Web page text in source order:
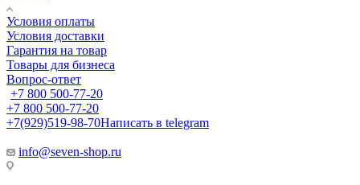
Условия оплаты
Условия доставки
Гарантия на товар
Товары для бизнеса
Вопрос-ответ
+7 800 500-77-20
+7 800 500-77-20
+7(929)519-98-70Написать в telegram
info@seven-shop.ru